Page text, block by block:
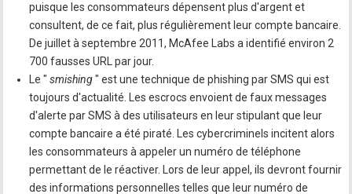
puisque les consommateurs dépensent plus d'argent et
consultent, de ce fait, plus régulièrement leur compte bancaire.
De juillet à septembre 2011, McAfee Labs a identifié environ 2
700 fausses URL par jour.
Le " smishing" est une technique de phishing par SMS qui est
toujours d'actualité. Les escrocs envoient de faux messages
d'alerte par SMS à des utilisateurs en leur stipulant que leur
compte bancaire a été piraté. Les cybercriminels incitent alors
les consommateurs à appeler un numéro de téléphone
permettant de le réactiver. Lors de leur appel, ils devront fournir
des informations personnelles telles que leur numéro de